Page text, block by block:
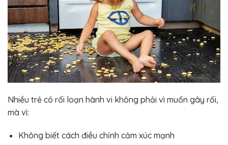
Nhiều trẻ có rối loạn hành vi không phải vì muốn gây rối,
mà vì:
Không biết cách điều chỉnh cảm xúc mạnh